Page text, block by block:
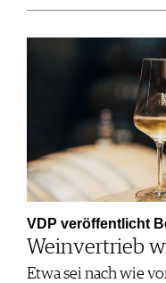
VDP veröffentlicht
Weinvertrieb
Etwa sei nach wie